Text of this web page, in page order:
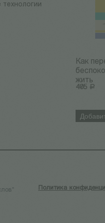
Как
жить
405 Р
Политика